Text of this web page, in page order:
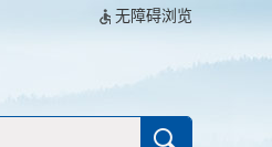
无障碍浏览